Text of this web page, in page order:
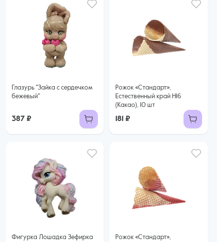
Глазурь "Зайка с сердечком
бежевый"
387 ₽
Рожок «Стандарт»,
Естественный край H16
(Какао), 10 шт
181 ₽
Фигурка Лошадка Зефирка
Рожок «Стандарт»,